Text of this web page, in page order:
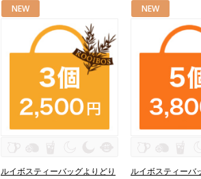
NEW
ルイボスティーバッグよりどり
NEW
ルイボスティーバ